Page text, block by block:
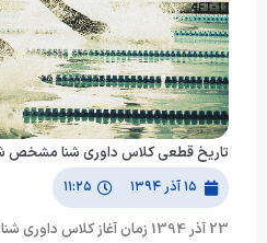
تاریخ قطعی کلاس داوری شنا مشخص
۱۵ آذر ۱۳۹۴ ۱۱:۲۵
23 آذر 1394 زمان آغاز کلاس داوری شنا اعلام شد.